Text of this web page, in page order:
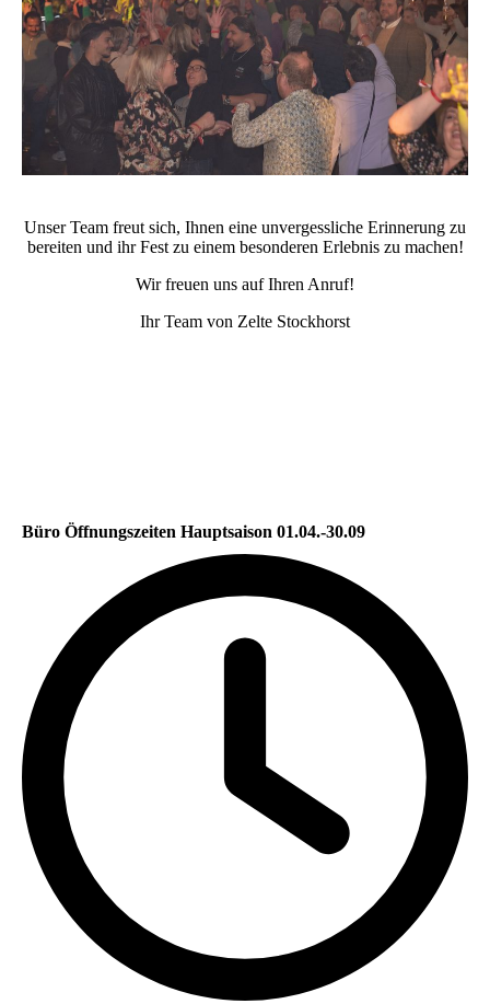
Unser Team freut sich, Ihnen eine unvergessliche Erinnerung zu
bereiten und ihr Fest zu einem besonderen Erlebnis zu machen!
Wir freuen uns auf Ihren Anruf!
Ihr Team von Zelte Stockhorst
Büro Öffnungszeiten Hauptsaison 01.04.-30.09